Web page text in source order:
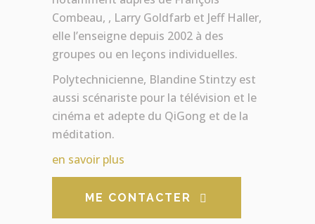
Combeau, , Larry Goldfarb et Jeff Haller,
elle l’enseigne depuis 2002 à des
groupes ou en leçons individuelles.
Polytechnicienne, Blandine Stintzy est
aussi scénariste pour la télévision et le
cinéma et adepte du QiGong et de la
méditation.
en savoir plus
ME CONTACTER